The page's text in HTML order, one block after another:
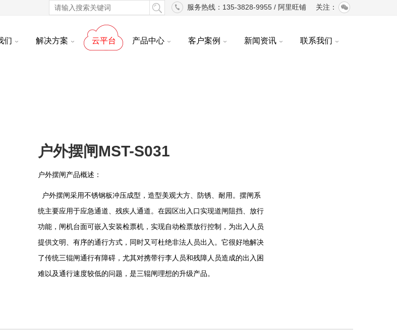
服务热线：135-3828-9955 / 阿里旺铺 关注：
们 解决方案 云平台 产品中心 客户案例 新闻资讯 联系我们
户外摆闸MST-S031
户外摆闸产品概述：
户外摆闸采用不锈钢板冲压成型，造型美观大方、防锈、耐用。摆闸系
统主要应用于应急通道、残疾人通道。在园区出入口实现道闸阻挡、放行
功能，闸机台面可嵌入安装检票机，实现自动检票放行控制，为出入人员
提供文明、有序的通行方式，同时又可杜绝非法人员出入。它很好地解决
了传统三辊闸通行有障碍，尤其对携带行李人员和残障人员造成的出入困
难以及通行速度较低的问题，是三辊闸理想的升级产品。